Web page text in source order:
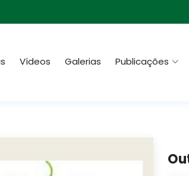
Vídeos Galerias Publicações